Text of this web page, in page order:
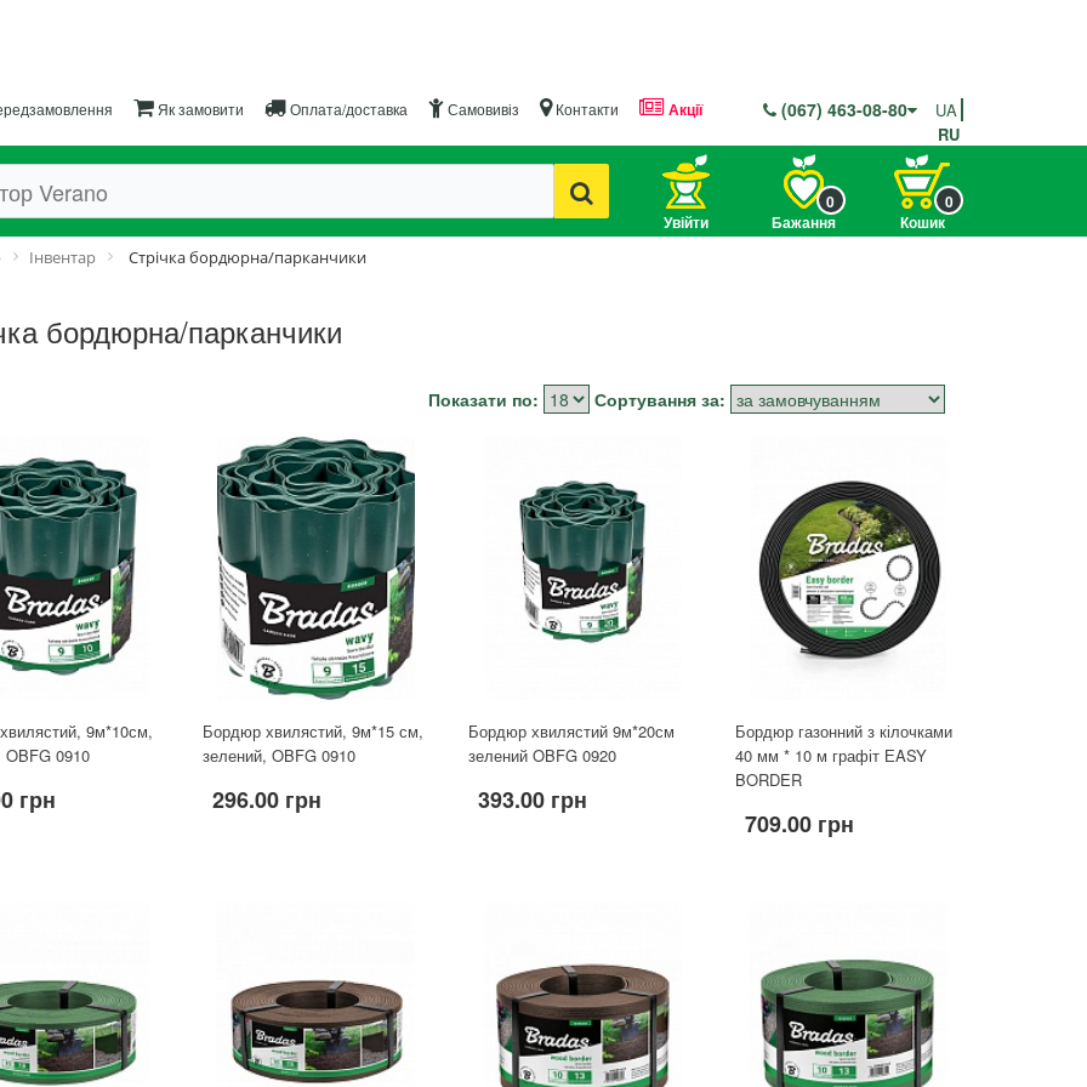
Як замовити Оплата/доставка Самовивіз Контакти Акції (067) 463-08-80
UA
RU
Увійти Бажання
0
Кошик
0
Інвентар Стрічка бордюрна/парканчики
бордюрна/парканчики
Показати по: Сортування за:
9м*10см,
OBFG 0910
грн
Бордюр хвилястий, 9м*15 см,
зелений, OBFG 0910
296.00 грн
Бордюр хвилястий 9м*20см
зелений OBFG 0920
393.00 грн
Бордюр газонний з кілочками
40 мм * 10 м графіт ЕASY
BORDER
709.00 грн